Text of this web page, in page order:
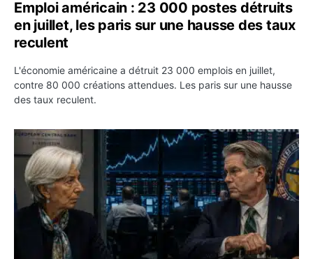
Emploi américain : 23 000 postes détruits
en juillet, les paris sur une hausse des taux
reculent
L'économie américaine a détruit 23 000 emplois en juillet,
contre 80 000 créations attendues. Les paris sur une hausse
des taux reculent.
Yen : Washington a vendu des euros sans prévenir la